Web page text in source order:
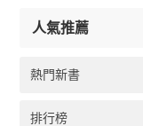
人氣推薦
熱門新書
排行榜